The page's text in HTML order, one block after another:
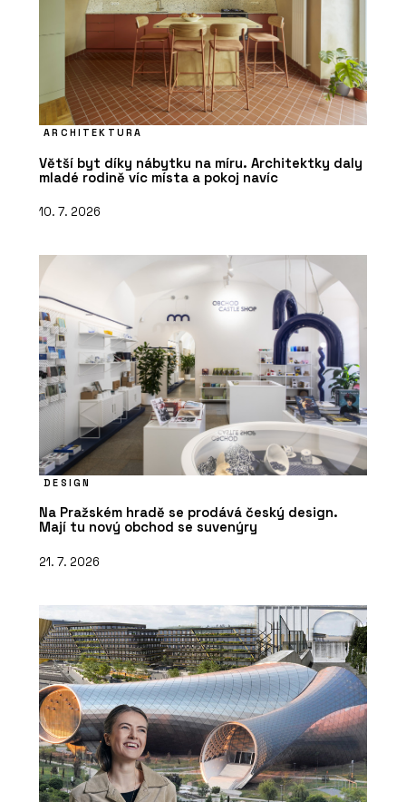
ARCHITEKTURA
Větší byt díky nábytku na míru. Architektky daly
mladé rodině víc místa a pokoj navíc
10. 7. 2026
DESIGN
Na Pražském hradě se prodává český design.
Mají tu nový obchod se suvenýry
21. 7. 2026